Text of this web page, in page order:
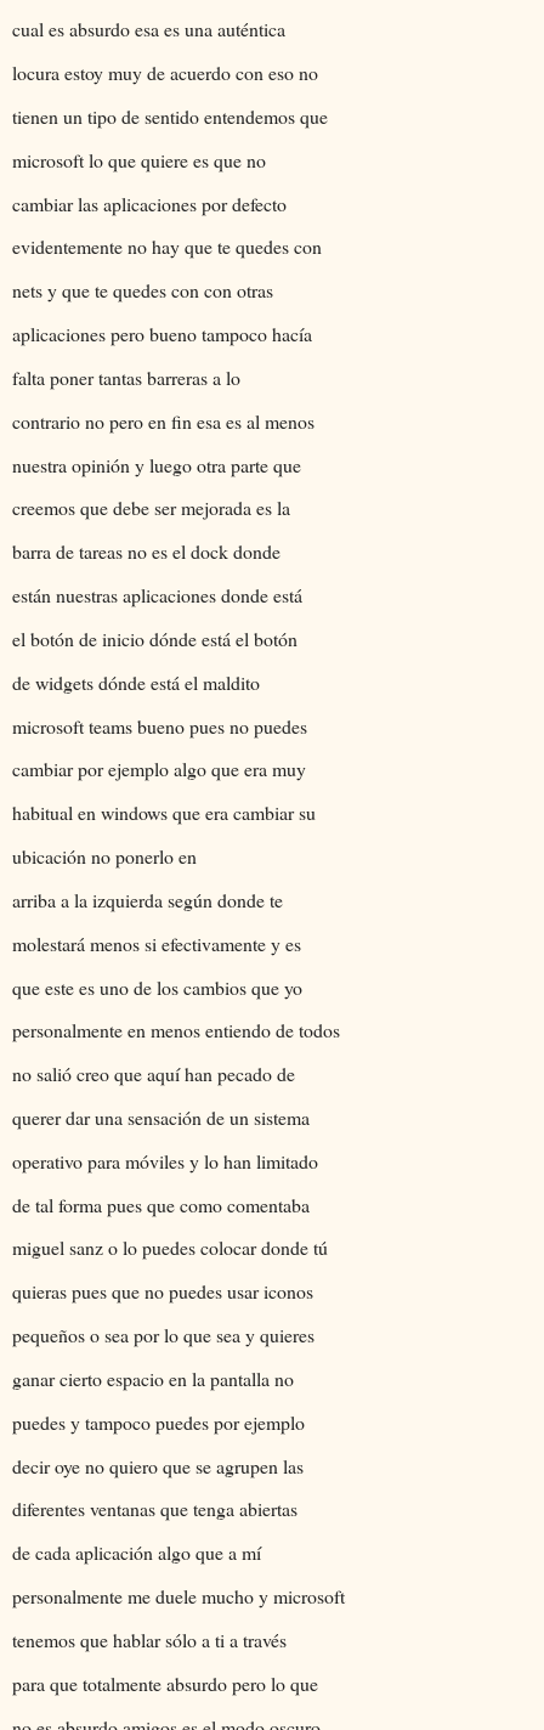
cual es absurdo esa es una auténtica
locura estoy muy de acuerdo con eso no
tienen un tipo de sentido entendemos que
microsoft lo que quiere es que no
cambiar las aplicaciones por defecto
evidentemente no hay que te quedes con
nets y que te quedes con con otras
aplicaciones pero bueno tampoco hacía
falta poner tantas barreras a lo
contrario no pero en fin esa es al menos
nuestra opinión y luego otra parte que
creemos que debe ser mejorada es la
barra de tareas no es el dock donde
están nuestras aplicaciones donde está
el botón de inicio dónde está el botón
de widgets dónde está el maldito
microsoft teams bueno pues no puedes
cambiar por ejemplo algo que era muy
habitual en windows que era cambiar su
ubicación no ponerlo en
arriba a la izquierda según donde te
molestará menos si efectivamente y es
que este es uno de los cambios que yo
personalmente en menos entiendo de todos
no salió creo que aquí han pecado de
querer dar una sensación de un sistema
operativo para móviles y lo han limitado
de tal forma pues que como comentaba
miguel sanz o lo puedes colocar donde tú
quieras pues que no puedes usar iconos
pequeños o sea por lo que sea y quieres
ganar cierto espacio en la pantalla no
puedes y tampoco puedes por ejemplo
decir oye no quiero que se agrupen las
diferentes ventanas que tenga abiertas
de cada aplicación algo que a mí
personalmente me duele mucho y microsoft
tenemos que hablar sólo a ti a través
para que totalmente absurdo pero lo que